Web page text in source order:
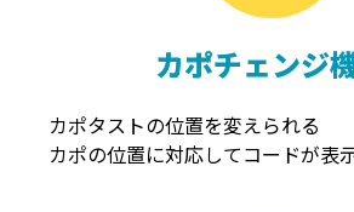
カポチェンジ
カポタストの位置を変えられる
カポの位置に対応してコードが表